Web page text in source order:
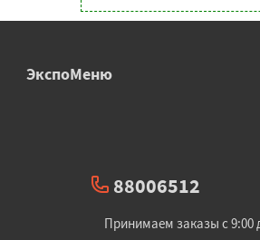
ЭкспоМеню
88006512
Принимаем заказы с 9:00